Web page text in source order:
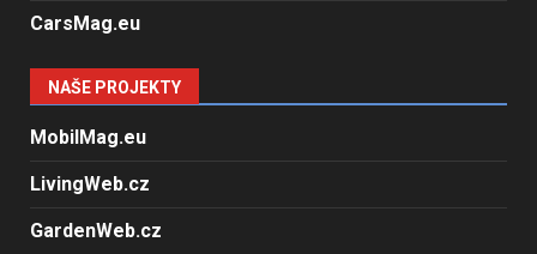
CarsMag.eu
NAŠE PROJEKTY
MobilMag.eu
LivingWeb.cz
GardenWeb.cz